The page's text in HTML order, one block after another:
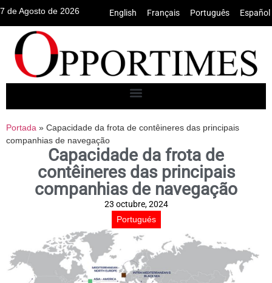
7 de Agosto de 2026 English Français Português Español
Portada » Capacidade da frota de contêineres das principais
companhias de navegação
Capacidade da frota de
contêineres das principais
companhias de navegação
23 octubre, 2024
Portugués